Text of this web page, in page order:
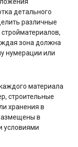
детального
различные
зона должна
нумерации или
материала
строительные
хранения в
в
условиями